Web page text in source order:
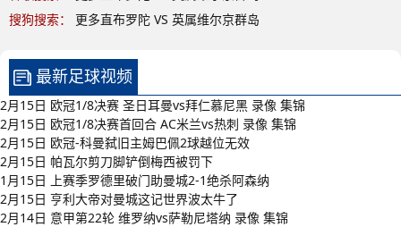
搜狗搜索：
更多直布罗陀 VS 英属维尔京群岛
最新足球视频
2月15日 欧冠1/8决赛 圣日耳曼vs拜仁慕尼黑 录像 集锦
2月15日 欧冠1/8决赛首回合 AC米兰vs热刺 录像 集锦
2月15日 欧冠-科曼弑旧主姆巴佩2球越位无效
2月15日 帕瓦尔剪刀脚铲倒梅西被罚下
1月15日 上赛季罗德里破门助曼城2-1绝杀阿森纳
2月15日 亨利大帝对曼城这记世界波太牛了
2月14日 意甲第22轮 维罗纳vs萨勒尼塔纳 录像 集锦